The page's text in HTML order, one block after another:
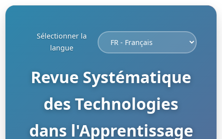
Sélectionner la
langue
Revue Systématique
des Technologies
dans l'Apprentissage